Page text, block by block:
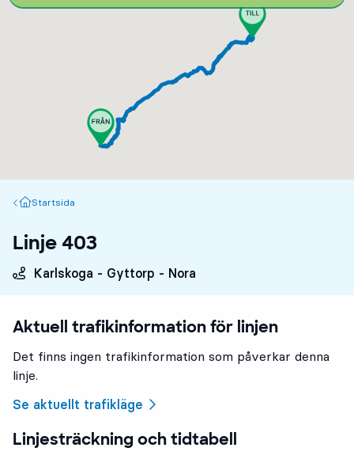
Startsida
Startsida
Linje 403
Karlskoga - Gyttorp - Nora
Aktuell trafikinformation för linjen
Det finns ingen trafikinformation som påverkar denna
linje.
Se aktuellt trafikläge
Linjesträckning och tidtabell